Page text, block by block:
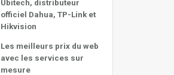
Ubitech, distributeur
officiel Dahua, TP-Link et
Hikvision
Les meilleurs prix du web
avec les services sur
mesure